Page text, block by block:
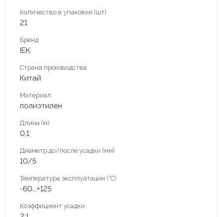
Количество в упаковке (шт)
21
Бренд
IEK
Страна производства
Китай
Материал
полиэтилен
Длина (м)
0,1
Диаметр до/после усадки (мм)
10/5
Температура эксплуатации (°С)
-60...+125
Коэффициент усадки